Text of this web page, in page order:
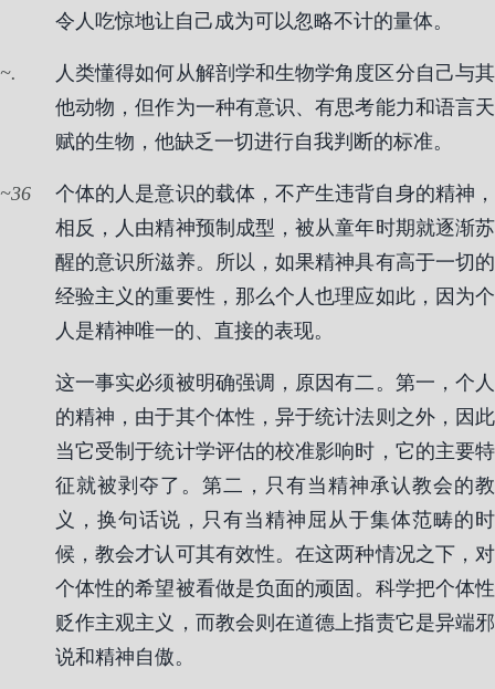
令人吃惊地让自己成为可以忽略不计的量体。
.
人类懂得如何从解剖学和生物学角度区分自己与其
他动物，但作为一种有意识、有思考能力和语言天
赋的生物，他缺乏一切进行自我判断的标准。
36
个体的人是意识的载体，不产生违背自身的精神，
相反，人由精神预制成型，被从童年时期就逐渐苏
醒的意识所滋养。所以，如果精神具有高于一切的
经验主义的重要性，那么个人也理应如此，因为个
人是精神唯一的、直接的表现。
这一事实必须被明确强调，原因有二。第一，个人
的精神，由于其个体性，异于统计法则之外，因此
当它受制于统计学评估的校准影响时，它的主要特
征就被剥夺了。第二，只有当精神承认教会的教
义，换句话说，只有当精神屈从于集体范畴的时
候，教会才认可其有效性。在这两种情况之下，对
个体性的希望被看做是负面的顽固。科学把个体性
贬作主观主义，而教会则在道德上指责它是异端邪
说和精神自傲。